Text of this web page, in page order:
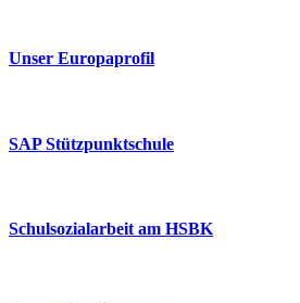
Unser Europaprofil
SAP Stützpunktschule
Schulsozialarbeit am HSBK